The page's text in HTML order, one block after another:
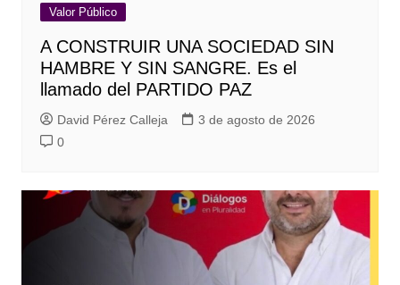
Valor Público
A CONSTRUIR UNA SOCIEDAD SIN
HAMBRE Y SIN SANGRE. Es el
llamado del PARTIDO PAZ
David Pérez Calleja
3 de agosto de 2026
0